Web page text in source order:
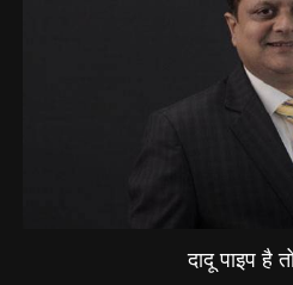
दादू पाइप है